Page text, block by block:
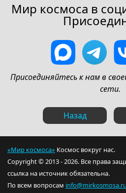
Мир космоса в
Присоединяйтесь к нам в
сети.
Назад
«Мир космоса» Космос вокруг нас.
Copyright © 2013 - 2026. Все права
ссылка на источник обязательна.
По всем вопросам info@mirkosmosa.ru